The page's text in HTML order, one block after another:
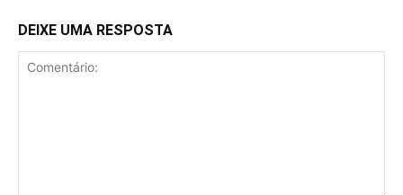
DEIXE UMA RESPOSTA